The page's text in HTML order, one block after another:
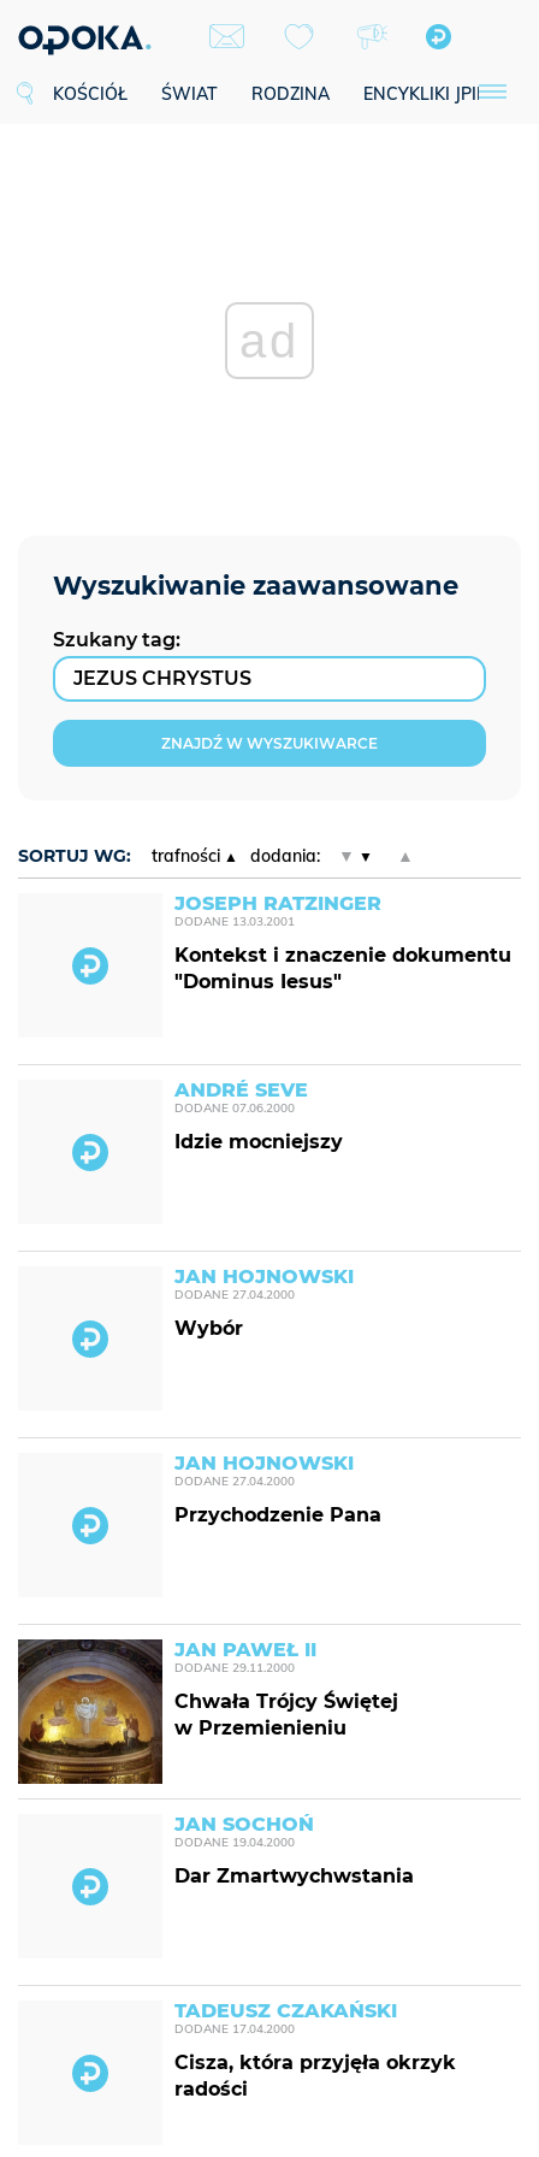
KOŚCIÓŁ ŚWIAT RODZINA ENCYKLIKI JPII
ad
Szukany tag:
ZNAJDŹ W WYSZUKIWARCE
SORTUJ WG: trafności dodania: ▼ ▲
JOSEPH RATZINGER
DODANE 13.03.2001
Kontekst i znaczenie dokumentu
"Dominus Iesus"
ANDRÉ SEVE
DODANE 07.06.2000
Idzie mocniejszy
JAN HOJNOWSKI
DODANE 27.04.2000
Wybór
JAN HOJNOWSKI
DODANE 27.04.2000
Przychodzenie Pana
JAN PAWEŁ II
DODANE 29.11.2000
Chwała Trójcy Świętej
w Przemienieniu
JAN SOCHOŃ
DODANE 19.04.2000
Dar Zmartwychwstania
TADEUSZ CZAKAŃSKI
DODANE 17.04.2000
Cisza, która przyjęła okrzyk
radości